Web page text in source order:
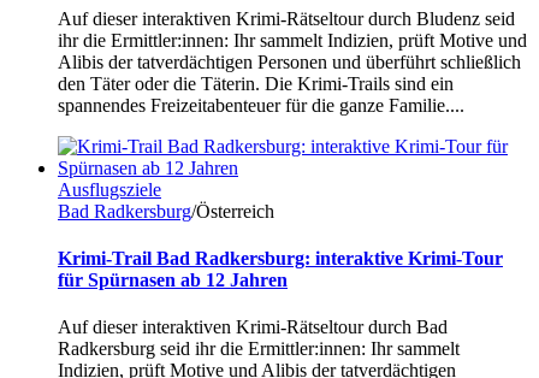
Auf dieser interaktiven Krimi-Rätseltour durch Bludenz seid
ihr die Ermittler:innen: Ihr sammelt Indizien, prüft Motive und
Alibis der tatverdächtigen Personen und überführt schließlich
den Täter oder die Täterin. Die Krimi-Trails sind ein
spannendes Freizeitabenteuer für die ganze Familie....
Ausflugsziele
Bad Radkersburg/Österreich
Krimi-Trail Bad Radkersburg: interaktive Krimi-Tour
für Spürnasen ab 12 Jahren
Auf dieser interaktiven Krimi-Rätseltour durch Bad
Radkersburg seid ihr die Ermittler:innen: Ihr sammelt
Indizien, prüft Motive und Alibis der tatverdächtigen